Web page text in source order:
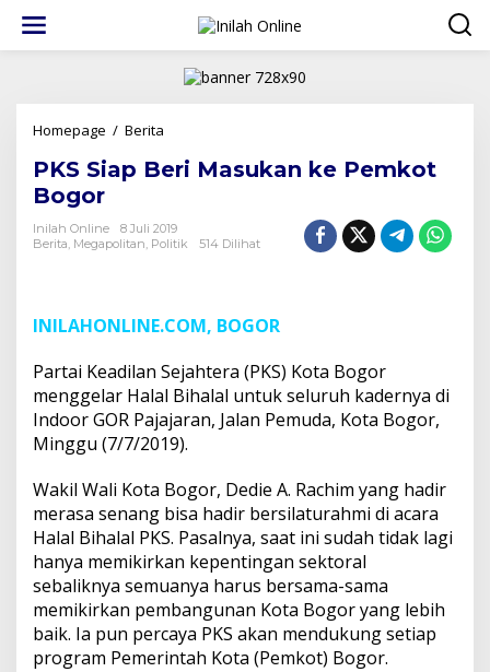
konten
Homepage / Berita
Beri
Pemkot
Bogor
PKS Siap Beri Masukan ke Pemkot
Bogor
Inilah Online
8 Juli 2019
Berita, Megapolitan, Politik 514 Dilihat
INILAHONLINE.COM, BOGOR
Partai Keadilan Sejahtera (PKS) Kota Bogor
menggelar Halal Bihalal untuk seluruh kadernya di
Indoor GOR Pajajaran, Jalan Pemuda, Kota Bogor,
Minggu (7/7/2019).
Wakil Wali Kota Bogor, Dedie A. Rachim yang hadir
merasa senang bisa hadir bersilaturahmi di acara
Halal Bihalal PKS. Pasalnya, saat ini sudah tidak lagi
hanya memikirkan kepentingan sektoral
sebaliknya semuanya harus bersama-sama
memikirkan pembangunan Kota Bogor yang lebih
baik. Ia pun percaya PKS akan mendukung setiap
program Pemerintah Kota (Pemkot) Bogor.